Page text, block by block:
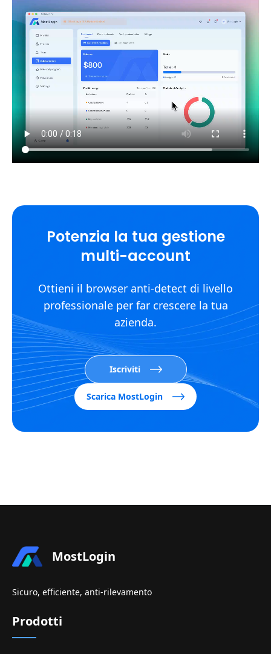
Potenzia la tua gestione
multi-account
Ottieni il browser anti-detect di livello
professionale per far crescere la tua
azienda.
Iscriviti
Scarica MostLogin
MostLogin
Sicuro, efficiente, anti-rilevamento
Prodotti